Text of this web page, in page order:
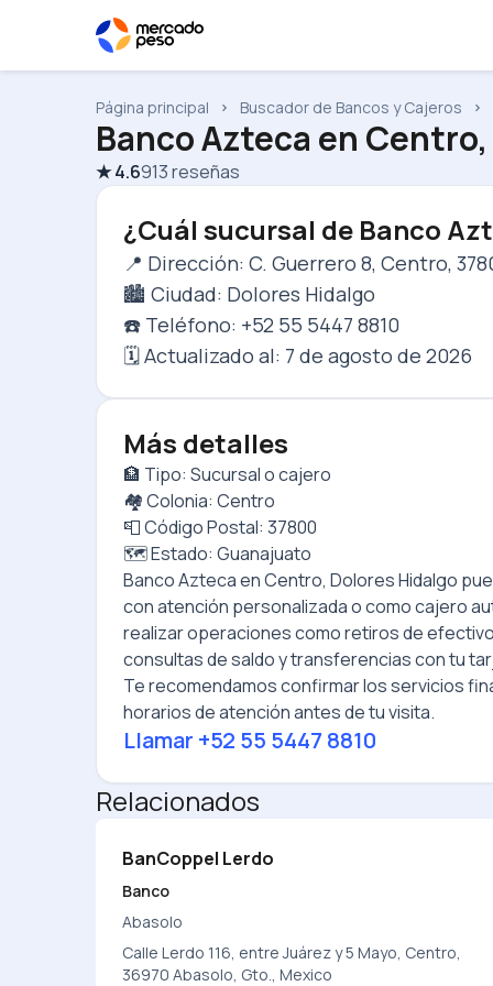
Página principal Buscador de Bancos y Cajeros
Banco Azteca en Centro,
★4.6913reseñas
¿Cuál sucursal de Banco
📍 Dirección: C. Guerrero 8, Centro,
🏙️ Ciudad: Dolores Hidalgo
☎️ Teléfono: +52 55 5447 8810
🗓️ Actualizado al: 7 de agosto de 2026
Más detalles
🏦 Tipo: Sucursal o cajero
🏘️ Colonia: Centro
📮 Código Postal: 37800
🗺️ Estado: Guanajuato
Banco AztecaenCentro, Dolores Hidalgo
con atención personalizada o como cajero
realizar operaciones como retiros de
consultas de saldo y transferencias con tu
Te recomendamos confirmar los servicios
horarios de atención antes de tu visita.
Llamar +52 55 5447 8810
Relacionados
BanCoppel Lerdo
Banco
Abasolo
Calle Lerdo 116, entre Juárez y 5 Mayo, Centro,
36970 Abasolo, Gto., Mexico